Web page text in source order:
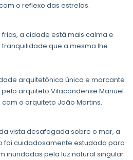
o reflexo das estrelas.
a cidade está mais calma e
que a mesma lhe
arquitetónica única e marcante
arquiteto Vilacondense Manuel
o arquiteto João Martins.
vista desafogada sobre o mar, a
cuidadosamente estudada para
inundadas pela luz natural singular